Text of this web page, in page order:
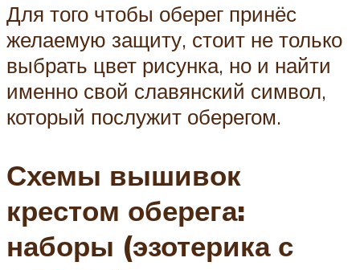
Для того чтобы оберег принёс
желаемую защиту, стоит не только
выбрать цвет рисунка, но и найти
именно свой славянский символ,
который послужит оберегом.
Схемы вышивок
крестом оберега:
наборы (эзотерика с